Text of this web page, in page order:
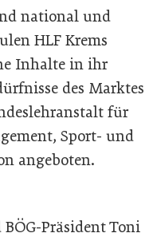
national und
HLF Krems
Inhalte in ihr
des Marktes
für
Sport- und
angeboten.
Präsident Toni